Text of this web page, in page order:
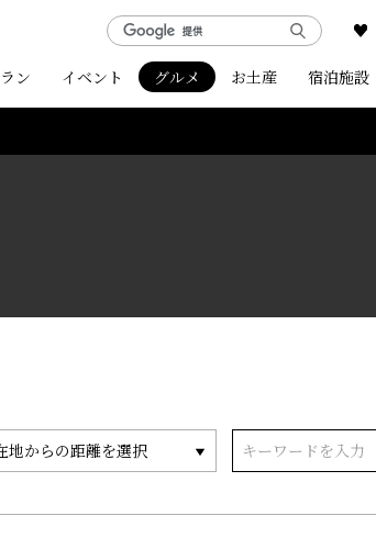
ン イベント グルメ お土産 宿泊施設
地からの距離を選択